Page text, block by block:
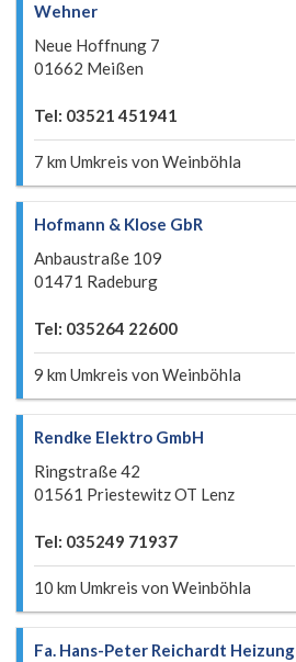
Wehner
Neue Hoffnung 7
01662 Meißen
Tel: 03521 451941
7 km Umkreis von Weinböhla
Hofmann & Klose GbR
Anbaustraße 109
01471 Radeburg
Tel: 035264 22600
9 km Umkreis von Weinböhla
Rendke Elektro GmbH
Ringstraße 42
01561 Priestewitz OT Lenz
Tel: 035249 71937
10 km Umkreis von Weinböhla
Fa. Hans-Peter Reichardt Heizung